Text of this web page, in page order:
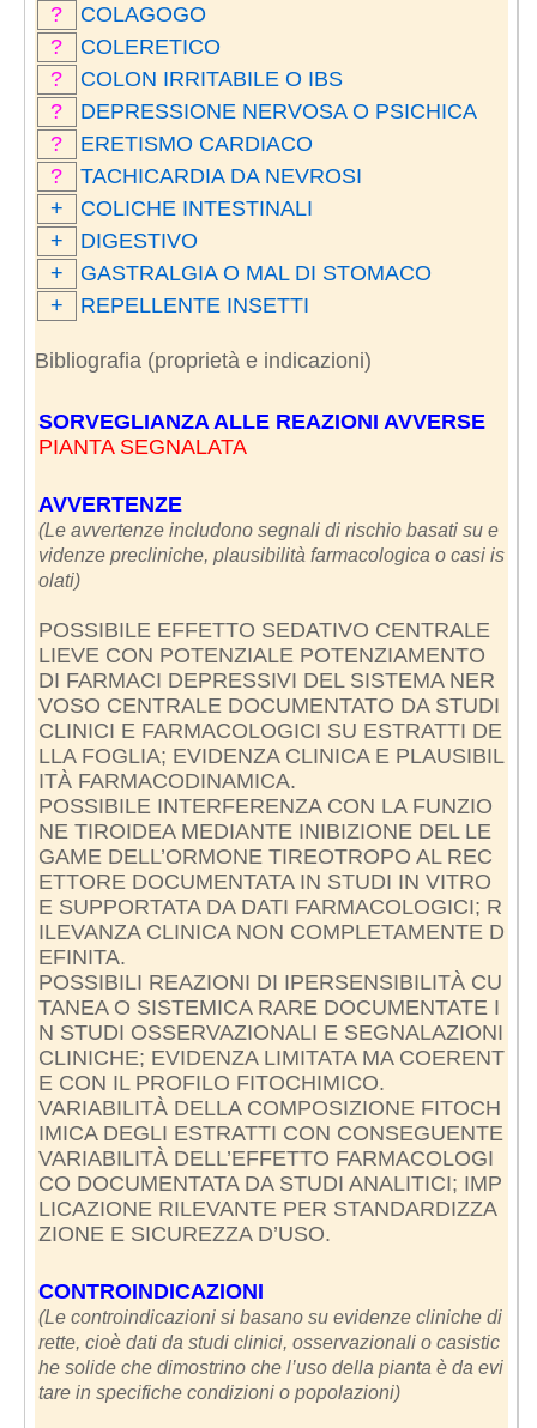
?
COLAGOGO
?
COLERETICO
?
COLON IRRITABILE O IBS
?
DEPRESSIONE NERVOSA O PSICHICA
?
ERETISMO CARDIACO
?
TACHICARDIA DA NEVROSI
+
COLICHE INTESTINALI
+
DIGESTIVO
+
GASTRALGIA O MAL DI STOMACO
+
REPELLENTE INSETTI
Bibliografia (proprietà e indicazioni)
SORVEGLIANZA ALLE REAZIONI AVVERSE
PIANTA SEGNALATA
AVVERTENZE
(Le avvertenze includono segnali di rischio basati su e
videnze precliniche, plausibilità farmacologica o casi is
olati)
POSSIBILE EFFETTO SEDATIVO CENTRALE
LIEVE CON POTENZIALE POTENZIAMENTO
DI FARMACI DEPRESSIVI DEL SISTEMA NER
VOSO CENTRALE DOCUMENTATO DA STUDI
CLINICI E FARMACOLOGICI SU ESTRATTI DE
LLA FOGLIA; EVIDENZA CLINICA E PLAUSIBIL
ITÀ FARMACODINAMICA.
POSSIBILE INTERFERENZA CON LA FUNZIO
NE TIROIDEA MEDIANTE INIBIZIONE DEL LE
GAME DELL’ORMONE TIREOTROPO AL REC
ETTORE DOCUMENTATA IN STUDI IN VITRO
E SUPPORTATA DA DATI FARMACOLOGICI; R
ILEVANZA CLINICA NON COMPLETAMENTE D
EFINITA.
POSSIBILI REAZIONI DI IPERSENSIBILITÀ CU
TANEA O SISTEMICA RARE DOCUMENTATE I
N STUDI OSSERVAZIONALI E SEGNALAZIONI
CLINICHE; EVIDENZA LIMITATA MA COERENT
E CON IL PROFILO FITOCHIMICO.
VARIABILITÀ DELLA COMPOSIZIONE FITOCH
IMICA DEGLI ESTRATTI CON CONSEGUENTE
VARIABILITÀ DELL’EFFETTO FARMACOLOGI
CO DOCUMENTATA DA STUDI ANALITICI; IMP
LICAZIONE RILEVANTE PER STANDARDIZZA
ZIONE E SICUREZZA D’USO.
CONTROINDICAZIONI
(Le controindicazioni si basano su evidenze cliniche di
rette, cioè dati da studi clinici, osservazionali o casistic
he solide che dimostrino che l’uso della pianta è da evi
tare in specifiche condizioni o popolazioni)